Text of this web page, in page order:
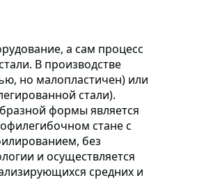
а сам процесс
В производстве
но малопластичен) или
стали).
формы является
стане с
без
и осуществляется
средних и